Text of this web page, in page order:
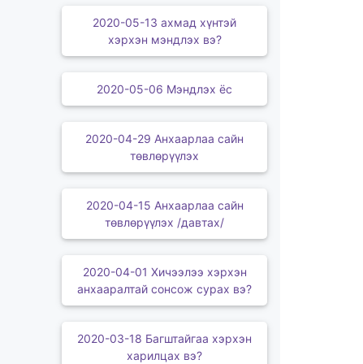
2020-05-13 ахмад хүнтэй
хэрхэн мэндлэх вэ?
2020-05-06 Мэндлэх ёс
2020-04-29 Анхаарлаа сайн
төвлөрүүлэх
2020-04-15 Анхаарлаа сайн
төвлөрүүлэх /давтах/
2020-04-01 Хичээлээ хэрхэн
анхааралтай сонсож сурах вэ?
2020-03-18 Багштайгаа хэрхэн
харилцах вэ?